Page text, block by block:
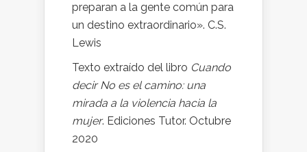
preparan a la gente común para
un destino extraordinario». C.S.
Lewis
Texto extraído del libro Cuando
decir No es el camino: una
mirada a la violencia hacia la
mujer. Ediciones Tutor. Octubre
2020